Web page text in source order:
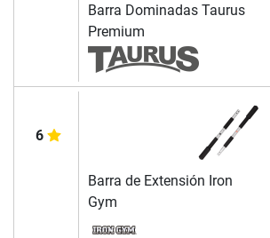
Barra Dominadas Taurus
Premium
6
Barra de Extensión Iron
Gym